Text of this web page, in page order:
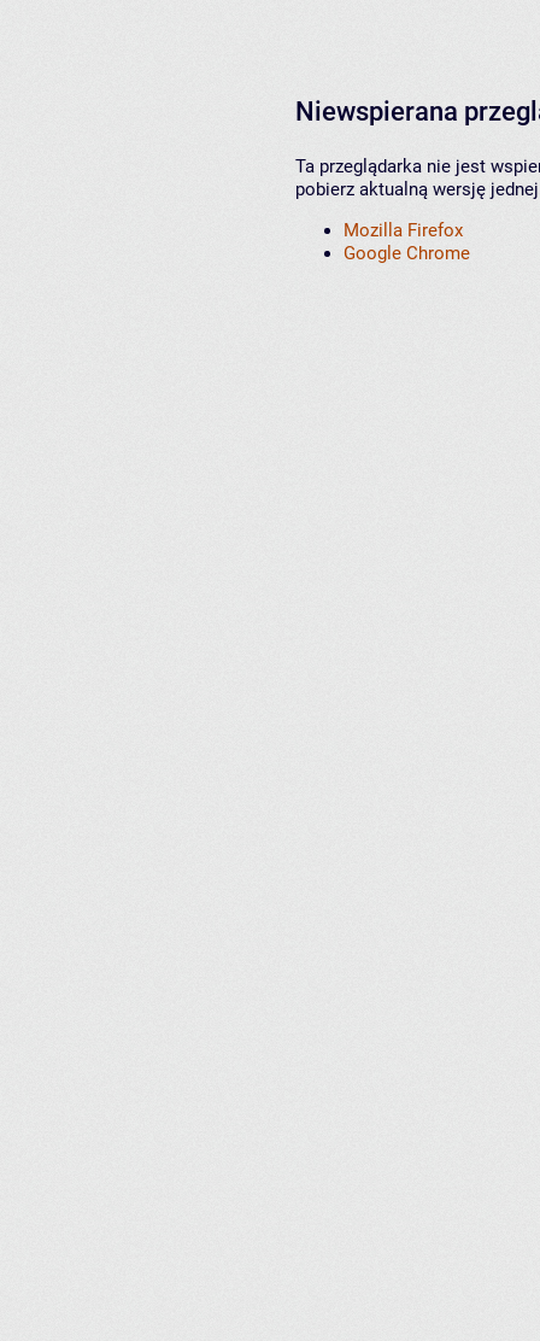
Niewspierana
Ta przeglądarka nie jest
pobierz aktualną wersję
Mozilla Firefox
Google Chrome